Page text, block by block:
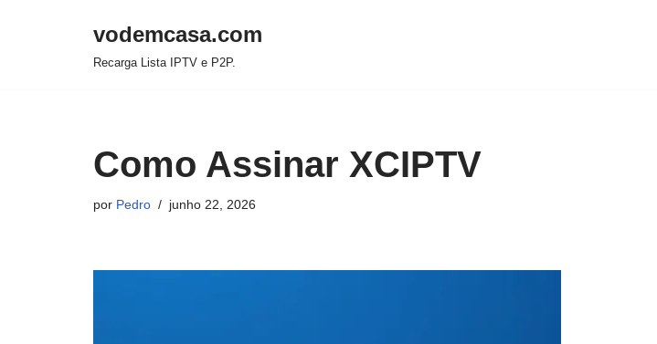
vodemcasa.com
Recarga Lista IPTV e P2P.
Como Assinar XCIPTV
por Pedro junho 22, 2026